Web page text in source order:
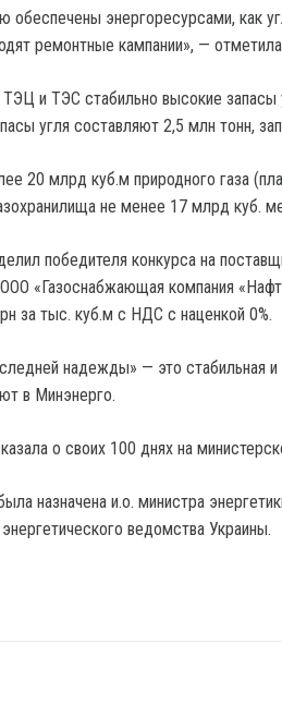
обеспечены энергоресурсами, как
ремонтные кампании», —
и ТЭС стабильно высокие запасы
угля составляют 2,5 млн тонн,
20 млрд куб.м природного газа
не менее 17 млрд куб.
победителя конкурса на
«Газоснабжающая компания
за тыс. куб.м с НДС с наценкой 0%.
надежды» — это стабильная и
в Минэнерго.
о своих 100 днях на
назначена и.о. министра
ведомства Украины.